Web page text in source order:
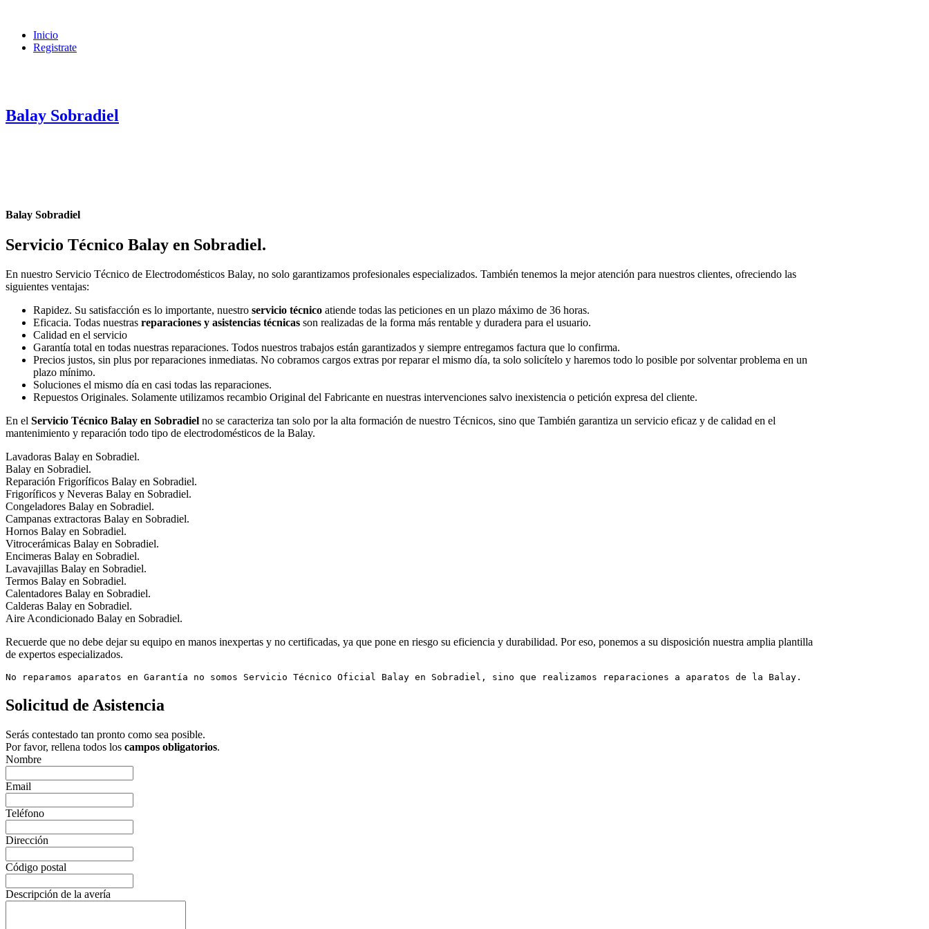
Inicio
Registrate
Balay Sobradiel
Balay Sobradiel
Servicio Técnico Balay en Sobradiel.
En nuestro Servicio Técnico de Electrodomésticos Balay, no solo garantizamos profesionales especializados. También tenemos la mejor atención para nuestros clientes, ofreciendo las
siguientes ventajas:
Rapidez. Su satisfacción es lo importante, nuestro servicio técnico atiende todas las peticiones en un plazo máximo de 36 horas.
Eficacia. Todas nuestras reparaciones y asistencias técnicas son realizadas de la forma más rentable y duradera para el usuario.
Calidad en el servicio
Garantía total en todas nuestras reparaciones. Todos nuestros trabajos están garantizados y siempre entregamos factura que lo confirma.
Precios justos, sin plus por reparaciones inmediatas. No cobramos cargos extras por reparar el mismo día, ta solo solicítelo y haremos todo lo posible por solventar problema en un
plazo mínimo.
Soluciones el mismo día en casi todas las reparaciones.
Repuestos Originales. Solamente utilizamos recambio Original del Fabricante en nuestras intervenciones salvo inexistencia o petición expresa del cliente.
En el Servicio Técnico Balay en Sobradiel no se caracteriza tan solo por la alta formación de nuestro Técnicos, sino que También garantiza un servicio eficaz y de calidad en el
mantenimiento y reparación todo tipo de electrodomésticos de la Balay.
Lavadoras Balay en Sobradiel.
Balay en Sobradiel.
Reparación Frigoríficos Balay en Sobradiel.
Frigoríficos y Neveras Balay en Sobradiel.
Congeladores Balay en Sobradiel.
Campanas extractoras Balay en Sobradiel.
Hornos Balay en Sobradiel.
Vitrocerámicas Balay en Sobradiel.
Encimeras Balay en Sobradiel.
Lavavajillas Balay en Sobradiel.
Termos Balay en Sobradiel.
Calentadores Balay en Sobradiel.
Calderas Balay en Sobradiel.
Aire Acondicionado Balay en Sobradiel.
Recuerde que no debe dejar su equipo en manos inexpertas y no certificadas, ya que pone en riesgo su eficiencia y durabilidad. Por eso, ponemos a su disposición nuestra amplia plantilla
de expertos especializados.
No reparamos aparatos en Garantía no somos Servicio Técnico Oficial Balay en Sobradiel, sino que realizamos reparaciones a aparatos de la Balay.
Solicitud de Asistencia
Serás contestado tan pronto como sea posible.
Por favor, rellena todos los campos obligatorios.
Nombre
Email
Teléfono
Dirección
Código postal
Descripción de la avería